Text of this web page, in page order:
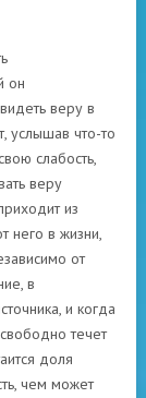
он
веру в
услышав что-то
слабость,
веру
из
него в жизни,
от
в
и когда
течет
доля
чем может